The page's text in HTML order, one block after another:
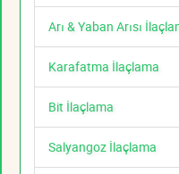
Arı & Yaban Arısı
Karafatma İlaçlama
Bit İlaçlama
Salyangoz İlaçlama